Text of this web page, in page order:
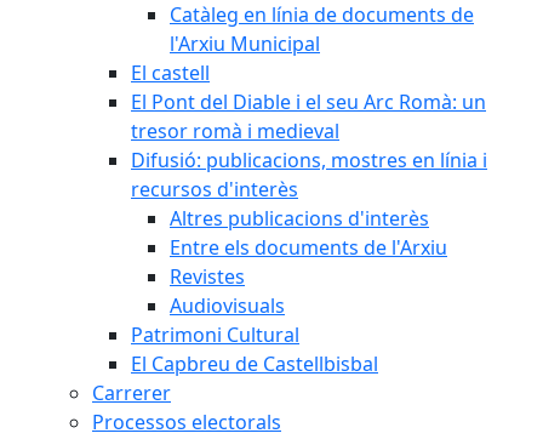
Catàleg en línia de documents de
l'Arxiu Municipal
El castell
El Pont del Diable i el seu Arc Romà: un
tresor romà i medieval
Difusió: publicacions, mostres en línia i
recursos d'interès
Altres publicacions d'interès
Entre els documents de l'Arxiu
Revistes
Audiovisuals
Patrimoni Cultural
El Capbreu de Castellbisbal
Carrerer
Processos electorals